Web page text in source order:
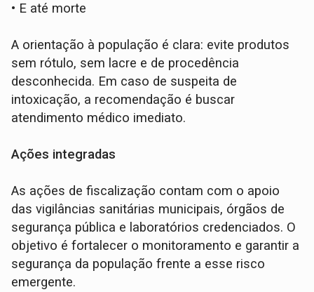
• E até morte
A orientação à população é clara: evite produtos
sem rótulo, sem lacre e de procedência
desconhecida. Em caso de suspeita de
intoxicação, a recomendação é buscar
atendimento médico imediato.
Ações integradas
As ações de fiscalização contam com o apoio
das vigilâncias sanitárias municipais, órgãos de
segurança pública e laboratórios credenciados. O
objetivo é fortalecer o monitoramento e garantir a
segurança da população frente a esse risco
emergente.